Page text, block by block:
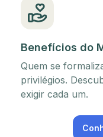
Benefícios do
Quem se
privilégios.
exigir cada um.